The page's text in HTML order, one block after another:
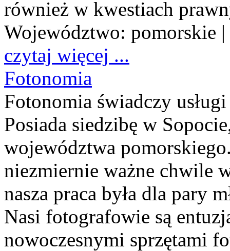
również w kwestiach
Województwo: pomorskie
czytaj więcej ...
Fotonomia
Fotonomia świadczy
Posiada siedzibę w
województwa
niezmiernie ważne chwile
nasza praca była dla pary
Nasi fotografowie są
nowoczesnymi sprzętami